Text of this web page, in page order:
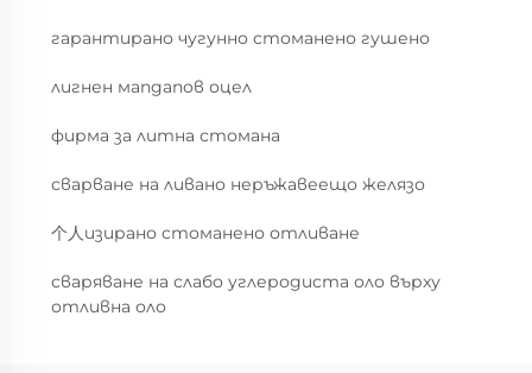
гарантирано чугунно стоманено гушено
лигнен мanganов оцел
фирма за литна стомана
сварване на ливано неръжавеещо желязо
个人изирано стоманено отливане
сваряване на слабо углеродиста оло върху
отливна оло